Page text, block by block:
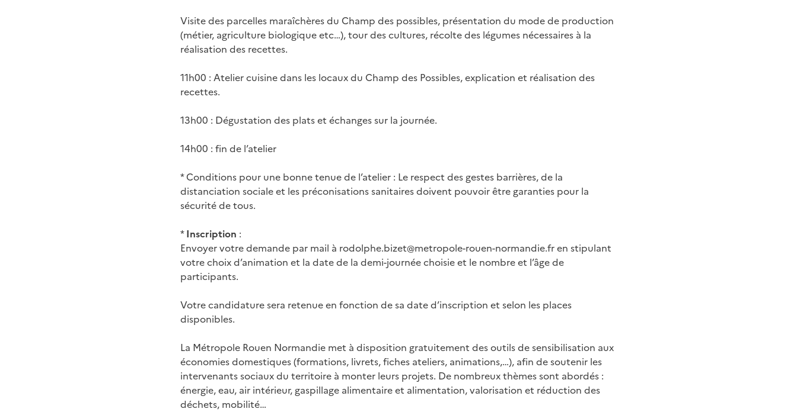
Visite des parcelles maraîchères du Champ des possibles, présentation du mode de production
(métier, agriculture biologique etc…), tour des cultures, récolte des légumes nécessaires à la
réalisation des recettes.
11h00 : Atelier cuisine dans les locaux du Champ des Possibles, explication et réalisation des
recettes.
13h00 : Dégustation des plats et échanges sur la journée.
14h00 : fin de l’atelier
* Conditions pour une bonne tenue de l’atelier : Le respect des gestes barrières, de la
distanciation sociale et les préconisations ​sanitaires doivent pouvoir être garanties pour la
sécurité de tous.​
*Inscription :
Envoyer votre demande par mail à rodolphe.bizet@metropole-rouen-normandie.fr en stipulant
votre choix d’animation et la date de la demi-journée choisie et le nombre et l’âge de
participants.
Votre candidature sera retenue en fonction de sa date d’inscription et selon les places
disponibles.
La Métropole Rouen Normandie met à disposition gratuitement des outils de sensibilisation aux
économies domestiques (formations, livrets, fiches ateliers, animations,…), afin de soutenir les
intervenants sociaux du territoire à monter leurs projets. De nombreux thèmes sont abordés :
énergie, eau, air intérieur, gaspillage alimentaire et alimentation, valorisation et réduction des
déchets, mobilité…